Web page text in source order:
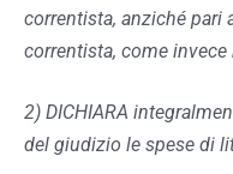
correntista, anziché pari
correntista, come
2) DICHIARA
del giudizio le spese di